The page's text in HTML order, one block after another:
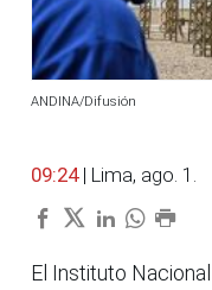
ANDINA/Difusión
09:24 | Lima, ago. 1.
El Instituto